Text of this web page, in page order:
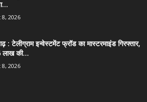
2026
: टेलीग्राम इन्वेस्टमेंट फ्रॉड का मास्टरमाइंड गिरफ्तार,
की...
2026